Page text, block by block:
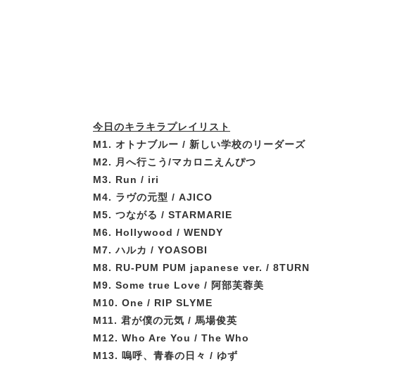
今日のキラキラプレイリスト
M1. オトナブルー / 新しい学校のリーダーズ
M2. 月へ行こう/マカロニえんぴつ
M3. Run / iri
M4. ラヴの元型 / AJICO
M5. つながる / STARMARIE
M6. Hollywood / WENDY
M7. ハルカ / YOASOBI
M8. RU-PUM PUM japanese ver. / 8TURN
M9. Some true Love / 阿部芙蓉美
M10. One / RIP SLYME
M11. 君が僕の元気 / 馬場俊英
M12. Who Are You / The Who
M13. 嗚呼、青春の日々 / ゆず